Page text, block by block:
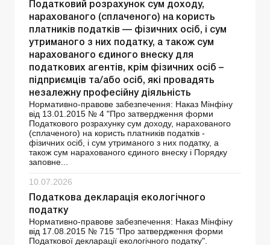
Податковий розрахунок сум доходу,
нарахованого (сплаченого) на користь
платників податків — фізичних осіб, і сум
утриманого з них податку, а також сум
нарахованого єдиного внеску для
податкових агентів, крім фізичних осіб –
підприємців та/або осіб, які провадять
незалежну професійну діяльність
Нормативно-правове забезпечення: Наказ Мінфіну
від 13.01.2015 № 4 "Про затвердження форми
Податкового розрахунку сум доходу, нарахованого
(сплаченого) на користь платників податків -
фізичних осіб, і сум утриманого з них податку, а
також сум нарахованого єдиного внеску і Порядку
заповне...
10.07.2026
Податкова декларація екологічного
податку
Нормативно-правове забезпечення: Наказ Мінфіну
від 17.08.2015 № 715 "Про затвердження форми
Податкової декларації екологічного податку".